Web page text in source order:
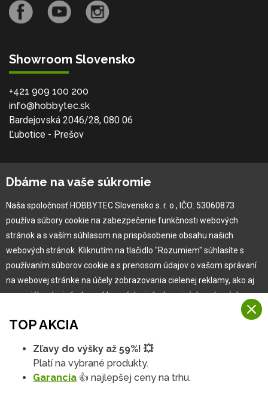
Showroom Slovensko
+421 909 100 200
info@hobbytec.sk
Bardejovská 2046/28, 080 06
Ľubotice - Prešov
Ochranná známka
Vlastná výroba
Náš Hobbytec tím
Kontaktné údaje
Naša história
Kariéra
Garancia najlepšej ceny
Užívateľský manuál
Obchodné podmienky
TOP AKCIA
Zľavy do výšky až 59%! 💥
Platí na vybrané produkty.
Garancia 👍 najlepšej ceny na trhu.
Dbáme na vaše súkromie
Naša spoločnosť HOBBYTEC Slovensko s. r. o., IČO: 53060873
používa súbory cookie na zabezpečenie funkčnosti webových
stránok a s vaším súhlasom na prispôsobenie obsahu našich
webových stránok. Kliknutím na tlačidlo "Rozumiem" súhlasíte s
používaním súborov cookie a s prenosom údajov o vašom správaní
na webovej stránke na účely zobrazovania cielenej reklamy, ako aj
na sociálnych sieťach a reklamných sieťach na iných webových
Viac informácií
Na našich webových stránkach používame niekoľko kategórií
Rozumiem